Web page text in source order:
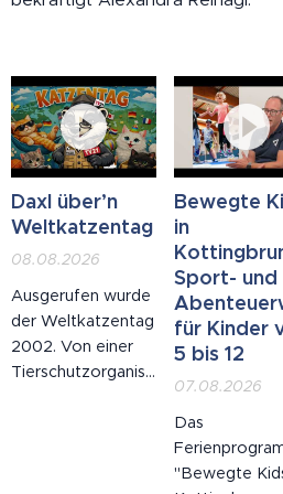
Daxl über’n
Weltkatzentag
08.08.2026
Ausgerufen wurde
der Weltkatzentag
2002. Von einer
Tierschutzorganisation.
Bewegte
in
Sport- und
für Kinder
5 bis 12
07.08.2026
Das
"Bewegte